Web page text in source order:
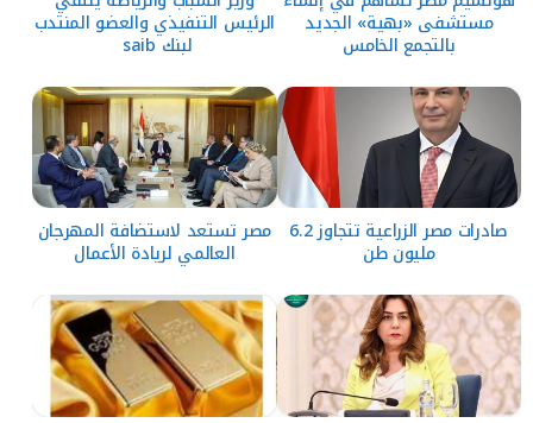
مستشفى «بهية» الجديد
بالتجمع الخامس
الرئيس التنفيذي والعضو المنتدب
لبنك saib
صادرات مصر الزراعية تتجاوز 6.2
مليون طن
مصر تستعد لاستضافة المهرجان
العالمي لريادة الأعمال